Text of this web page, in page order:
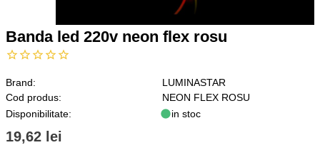
Banda led 220v neon flex rosu
Brand:
LUMINASTAR
Cod produs:
NEON FLEX ROSU
Disponibilitate:
in stoc
19,62 lei